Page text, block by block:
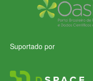
Suportado por